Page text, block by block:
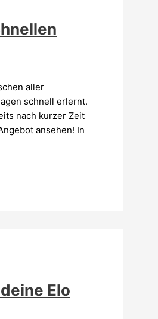
aller
schnell erlernt.
nach kurzer Zeit
ansehen! In
Elo